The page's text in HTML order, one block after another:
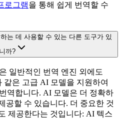
로그램을 통해 쉽게 번역할 수
는 데 사용할 수 있는 다른 도구가 있
까?
일반적인 번역 엔진 외에도
같은 고급 AI 모델을 지원하여
역합니다. AI 모델은 더 정확하
공할 수 있습니다. 더 중요한 것
제공한다는 것입니다: AI 텍스